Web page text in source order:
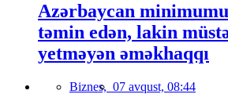
Azərbaycan
təmin edən, lakin
yetməyən əməkhaqqı
Biznes, 07 avqust, 08:44